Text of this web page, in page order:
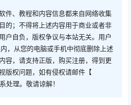
件、教程和内容信息都来自网络收集
的；不得将上述内容用于商业或者非
户自负，版权争议与本站无关。用户
，从您的电脑或手机中彻底删除上述
容，请支持正版，购买注册，得到更
版权问题，如有侵权请邮件【
处理。敬请谅解！